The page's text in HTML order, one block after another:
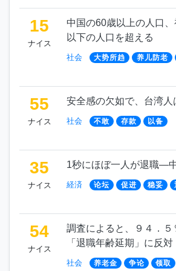
15
ナイス
中国の60歳以上の人口
以下の人口を超える
社会 大势所趋 养儿防老
55
ナイス
安全感の欠如で、台湾人
社会 不敢 存款 以备
35
ナイス
1秒にほぼ一人が退職―
経済 论坛 促进 稳妥
54
ナイス
調査によると、９４．５
「退職年齢延期」に反対
社会 养老金 争论 领取